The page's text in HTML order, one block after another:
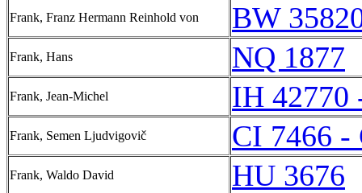
Frank, Franz Hermann Reinhold von BW
Frank, Hans NQ 1877
Frank, Jean-Michel IH 42770
Frank, Semen Ljudvigovič CI 7466 -
Frank, Waldo David
HU 3676